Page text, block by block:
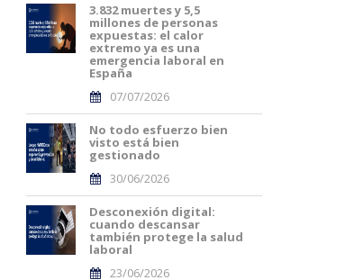
3.832 muertes y 5,5
millones de personas
expuestas: el calor
extremo ya es una
emergencia laboral en
España
07/07/2026
No todo esfuerzo bien
visto está bien
gestionado
30/06/2026
Desconexión digital:
cuando descansar
también protege la salud
laboral
23/06/2026